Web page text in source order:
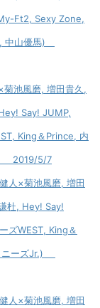
Ft2, Sexy Zone,
中山優馬)
池風磨, 増田貴久,
Say! JUMP,
King＆Prince, 内
2019/5/7
人×菊池風磨, 増田
杜, Hey! Say!
ズWEST, King＆
ニーズJr.)
人×菊池風磨, 増田